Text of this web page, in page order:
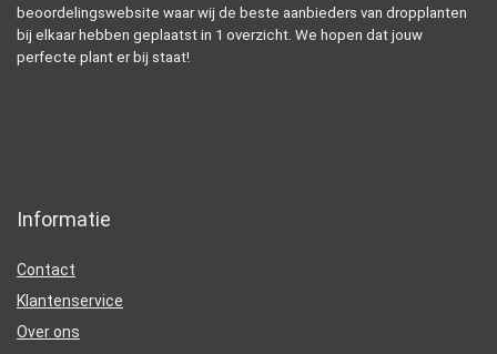
beoordelingswebsite waar wij de beste aanbieders van dropplanten
bij elkaar hebben geplaatst in 1 overzicht. We hopen dat jouw
perfecte plant er bij staat!
Informatie
Contact
Klantenservice
Over ons